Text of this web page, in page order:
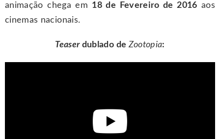
animação chega em 18 de Fevereiro de 2016 aos
cinemas nacionais.
Teaser dublado deZootopia: